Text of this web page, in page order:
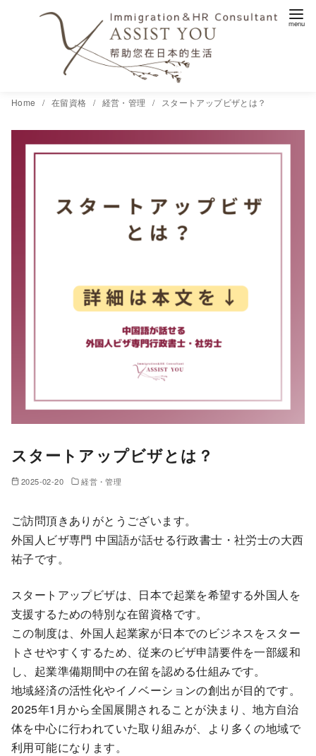
Home 在留資格 経営・管理 スタートアップビザとは？
スタートアップビザとは？
2025-02-20 経営・管理
ご訪問頂きありがとうございます。
外国人ビザ専門 中国語が話せる行政書士・社労士の大西
祐子です。
スタートアップビザは、日本で起業を希望する外国人を
支援するための特別な在留資格です。
この制度は、外国人起業家が日本でのビジネスをスター
トさせやすくするため、従来のビザ申請要件を一部緩和
し、起業準備期間中の在留を認める仕組みです。
地域経済の活性化やイノベーションの創出が目的です。
2025年1月から全国展開されることが決まり、地方自治
体を中心に行われていた取り組みが、より多くの地域で
利用可能になります。